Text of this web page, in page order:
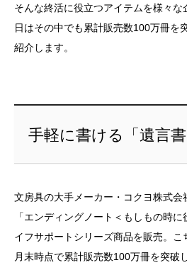
そんな終活に役立つアイテムを様々
日はその中でも累計販売数100万冊を
紹介します。
手軽に書ける「遺言書
文房具の大手メーカー・コクヨ株式会
「エンディングノート＜もしもの時
イフサポートシリーズ商品を販売。
月末時点で累計販売数100万冊を突破